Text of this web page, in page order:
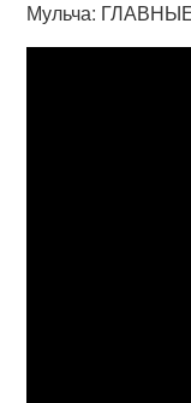
Мульча: